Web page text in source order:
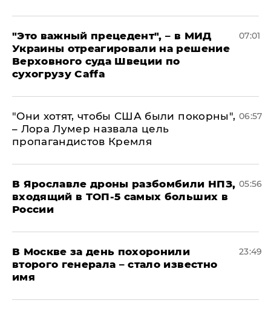
"Это важный прецедент", – в МИД
Украины отреагировали на решение
Верховного суда Швеции по
сухогрузу Caffa
07:01
"Они хотят, чтобы США были покорны",
– Лора Лумер назвала цель
пропагандистов Кремля
06:57
В Ярославле дроны разбомбили НПЗ,
входящий в ТОП-5 самых больших в
России
05:56
В Москве за день похоронили
второго генерала – стало известно
имя
23:49